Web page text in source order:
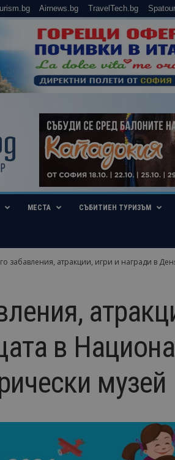
Airnews.bg TravelTech.bg
МЕСТА СЪБИТИЕН ТУРИЗЪМ
забавления, атракции, игри и награди в
в
музей